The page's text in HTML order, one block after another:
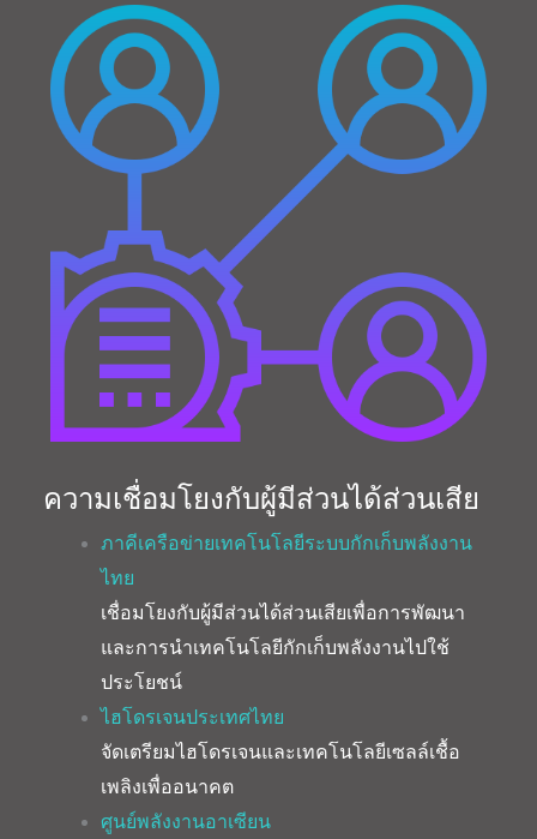
ความเชื่อมโยงกับผู้มีส่วนได้ส่วนเสีย
ภาคีเครือข่ายเทคโนโลยีระบบกักเก็บพลังงาน
ไทย
เชื่อมโยงกับผู้มีส่วนได้ส่วนเสียเพื่อการพัฒนา
และการนำเทคโนโลยีกักเก็บพลังงานไปใช้
ประโยชน์
ไฮโดรเจนประเทศไทย
จัดเตรียมไฮโดรเจนและเทคโนโลยีเซลล์เชื้อ
เพลิงเพื่ออนาคต
ศูนย์พลังงานอาเซียน